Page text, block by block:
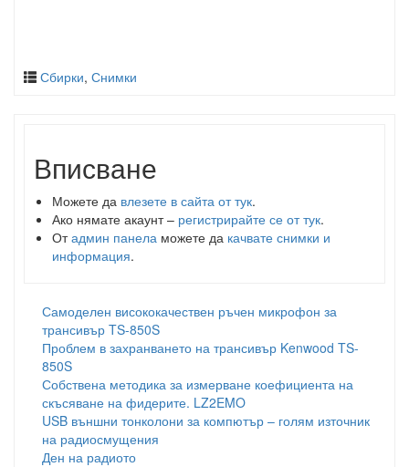
Сбирки, Снимки
Вписване
Можете да влезете в сайта от тук.
Ако нямате акаунт – регистрирайте се от тук.
Отадмин панела можете да качвате снимки и
информация.
Самоделен висококачествен ръчен микрофон за
трансивър TS-850S
Проблем в захранването на трансивър Kenwood TS-
850S
Собствена методика за измерване коефициента на
скъсяване на фидерите. LZ2EMO
USB външни тонколони за компютър – голям източник
на радиосмущения
Ден на радиото